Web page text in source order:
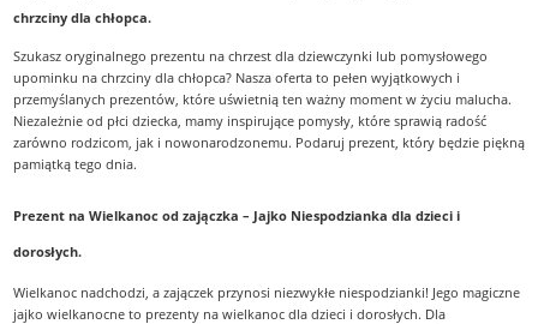
chrzciny dla chłopca.
Szukasz oryginalnego prezentu na chrzest dla dziewczynki lub pomysłowego
upominku na chrzciny dla chłopca? Nasza oferta to pełen wyjątkowych i
przemyślanych prezentów, które uświetnią ten ważny moment w życiu malucha.
Niezależnie od płci dziecka, mamy inspirujące pomysły, które sprawią radość
zarówno rodzicom, jak i nowonarodzonemu. Podaruj prezent, który będzie piękną
pamiątką tego dnia.
Prezent na Wielkanoc od zajączka – Jajko Niespodzianka dla dzieci i
dorosłych.
Wielkanoc nadchodzi, a zajączek przynosi niezwykłe niespodzianki! Jego magiczne
jajko wielkanocne to prezenty na wielkanoc dla dzieci i dorosłych. Dla